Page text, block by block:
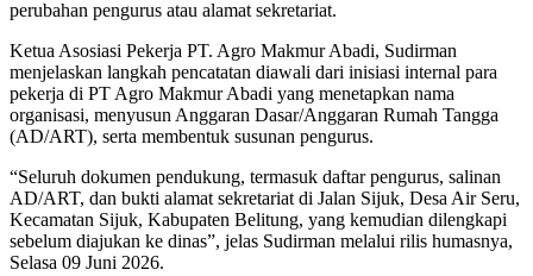
perubahan pengurus atau alamat sekretariat.
Ketua Asosiasi Pekerja PT. Agro Makmur Abadi, Sudirman
menjelaskan langkah pencatatan diawali dari inisiasi internal para
pekerja di PT Agro Makmur Abadi yang menetapkan nama
organisasi, menyusun Anggaran Dasar/Anggaran Rumah Tangga
(AD/ART), serta membentuk susunan pengurus.
“Seluruh dokumen pendukung, termasuk daftar pengurus, salinan
AD/ART, dan bukti alamat sekretariat di Jalan Sijuk, Desa Air Seru,
Kecamatan Sijuk, Kabupaten Belitung, yang kemudian dilengkapi
sebelum diajukan ke dinas”, jelas Sudirman melalui rilis humasnya,
Selasa 09 Juni 2026.